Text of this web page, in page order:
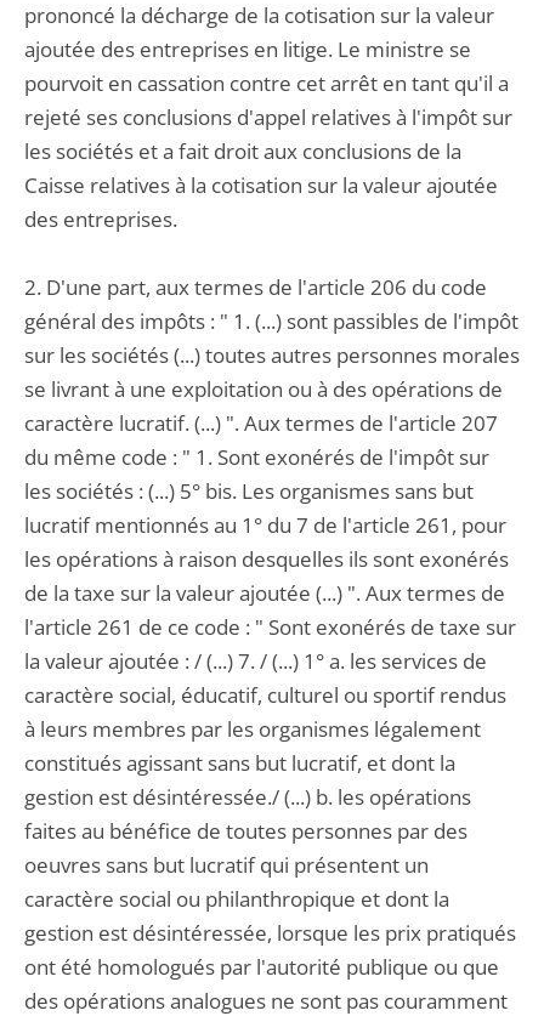
prononcé la décharge de la cotisation sur la valeur
ajoutée des entreprises en litige. Le ministre se
pourvoit en cassation contre cet arrêt en tant qu'il a
rejeté ses conclusions d'appel relatives à l'impôt sur
les sociétés et a fait droit aux conclusions de la
Caisse relatives à la cotisation sur la valeur ajoutée
des entreprises.
2. D'une part, aux termes de l'article 206 du code
général des impôts : " 1. (...) sont passibles de l'impôt
sur les sociétés (...) toutes autres personnes morales
se livrant à une exploitation ou à des opérations de
caractère lucratif. (...) ". Aux termes de l'article 207
du même code : " 1. Sont exonérés de l'impôt sur
les sociétés : (...) 5° bis. Les organismes sans but
lucratif mentionnés au 1° du 7 de l'article 261, pour
les opérations à raison desquelles ils sont exonérés
de la taxe sur la valeur ajoutée (...) ". Aux termes de
l'article 261 de ce code : " Sont exonérés de taxe sur
la valeur ajoutée : / (...) 7. / (...) 1° a. les services de
caractère social, éducatif, culturel ou sportif rendus
à leurs membres par les organismes légalement
constitués agissant sans but lucratif, et dont la
gestion est désintéressée./ (...) b. les opérations
faites au bénéfice de toutes personnes par des
oeuvres sans but lucratif qui présentent un
caractère social ou philanthropique et dont la
gestion est désintéressée, lorsque les prix pratiqués
ont été homologués par l'autorité publique ou que
des opérations analogues ne sont pas couramment